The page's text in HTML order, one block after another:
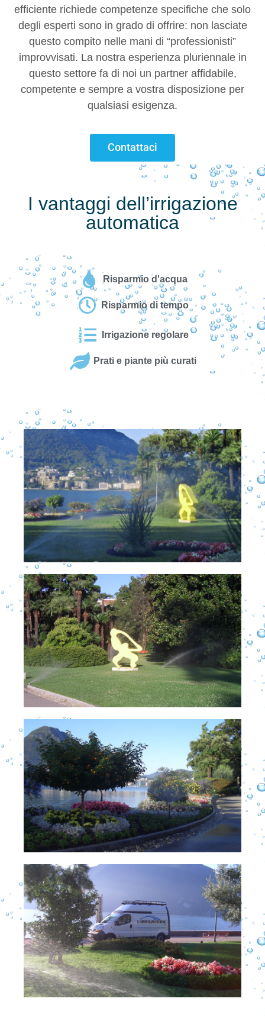
efficiente richiede competenze specifiche che solo
degli esperti sono in grado di offrire: non lasciate
questo compito nelle mani di “professionisti”
improvvisati. La nostra esperienza pluriennale in
questo settore fa di noi un partner affidabile,
competente e sempre a vostra disposizione per
qualsiasi esigenza.
Contattaci
I vantaggi dell’irrigazione
automatica
Risparmio d'acqua
Risparmio di tempo
Irrigazione regolare
Prati e piante più curati